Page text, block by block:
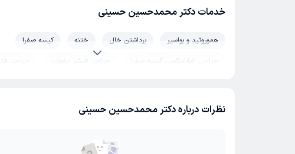
خدمات دکتر محمدحسین حسینی
هموروئید و بواسیر برداشتن خال ختنه
کیسه صفرا
جراحی لاپاراسکوپی کیسه صفرا
جراحی فیشر مقعدی
جراحی فتق
نظرات درباره دکتر محمدحسین حسینی